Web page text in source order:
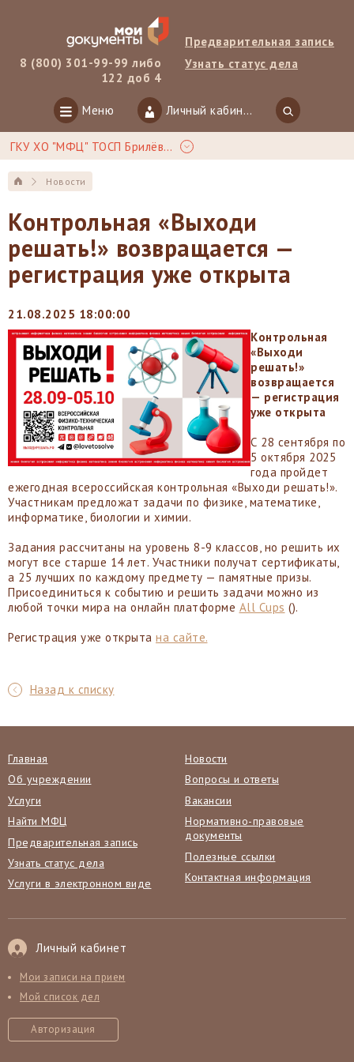
8 (800) 301-99-99 либо
122 доб 4
Предварительная запись
Узнать статус дела
Меню Личный кабинет
ГКУ ХО "МФЦ" ТОСП Брилёвка
Новости
Контрольная «Выходи
решать!» возвращается —
регистрация уже открыта
21.08.2025 18:00:00
Контрольная
«Выходи
решать!»
возвращается
— регистрация
уже открыта
С 28 сентября по
5 октября 2025
года пройдет
ежегодная всероссийская контрольная «Выходи решать!».
Участникам предложат задачи по физике, математике,
информатике, биологии и химии.
Задания рассчитаны на уровень 8-9 классов, но решить их
могут все старше 14 лет. Участники получат сертификаты,
а 25 лучших по каждому предмету — памятные призы.
Присоединиться к событию и решить задачи можно из
любой точки мира на онлайн платформе All Cups ().
Регистрация уже открыта на сайте.
Назад к списку
Главная
Об учреждении
Услуги
Найти МФЦ
Предварительная запись
Узнать статус дела
Услуги в электронном виде
Новости
Вопросы и ответы
Вакансии
Нормативно-правовые
документы
Полезные ссылки
Контактная информация
Личный кабинет
Мои записи на прием
Мой список дел
Авторизация